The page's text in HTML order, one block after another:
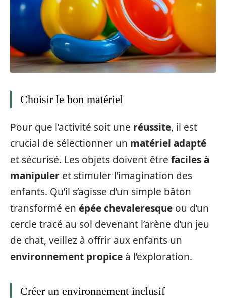
Choisir le bon matériel
Pour que l’activité soit une réussite, il est
crucial de sélectionner un matériel adapté
et sécurisé. Les objets doivent être faciles à
manipuler et stimuler l’imagination des
enfants. Qu’il s’agisse d’un simple bâton
transformé en épée chevaleresque ou d’un
cercle tracé au sol devenant l’arène d’un jeu
de chat, veillez à offrir aux enfants un
environnement propice à l’exploration.
Créer un environnement inclusif